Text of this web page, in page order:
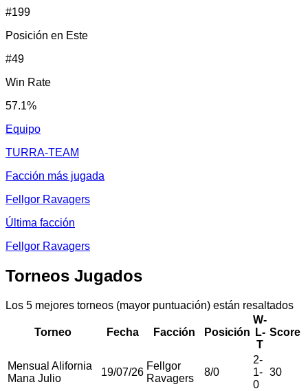
#199
Posición en Este
#49
Win Rate
57.1%
Equipo
TURRA-TEAM
Facción más jugada
Fellgor Ravagers
Última facción
Fellgor Ravagers
Torneos Jugados
Los 5 mejores torneos (mayor puntuación) están resaltados
Torneo Fecha Facción Posición
W-
L-
T
Score
Mensual Alifornia
Mana Julio
19/07/26
Fellgor
Ravagers
8/0
2-
1-
0
30